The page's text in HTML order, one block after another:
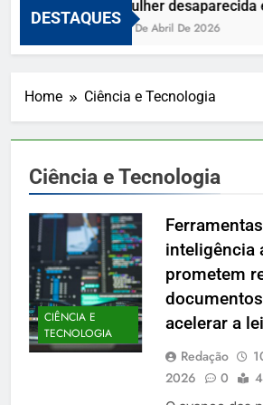
DESTAQUES
Mulher desaparecida
10 De Abril De 2026
Home Ciência e Tecnologia
Ciência e Tecnologia
CIÊNCIA E
TECNOLOGIA
inteligência
prometem
acelerar a
Redação
2026
0